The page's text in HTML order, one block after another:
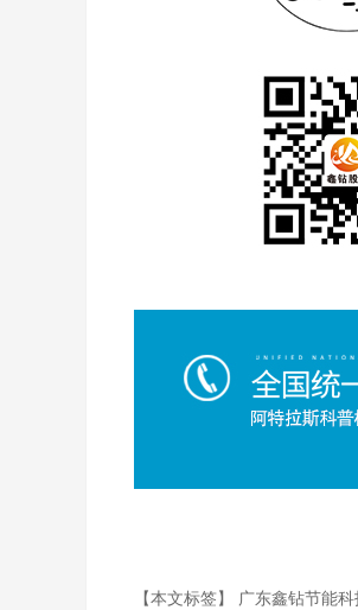
【本文标签】 广东鑫钻节能